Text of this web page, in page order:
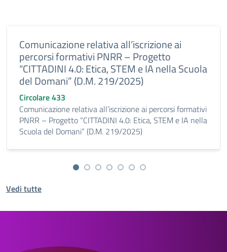
Comunicazione relativa all’iscrizione ai
percorsi formativi PNRR – Progetto
“CITTADINI 4.0: Etica, STEM e IA nella Scuola
del Domani” (D.M. 219/2025)
Circolare 433
Comunicazione relativa all’iscrizione ai percorsi formativi
PNRR – Progetto “CITTADINI 4.0: Etica, STEM e IA nella
Scuola del Domani” (D.M. 219/2025)
Vedi tutte